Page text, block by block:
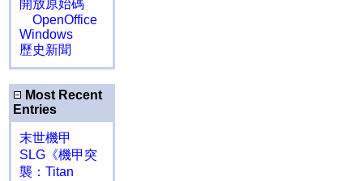
開放原始碼
OpenOffice
Windows
歷史新聞
Most Recent
Entries
末世機甲
SLG《機甲突
襲：Titan